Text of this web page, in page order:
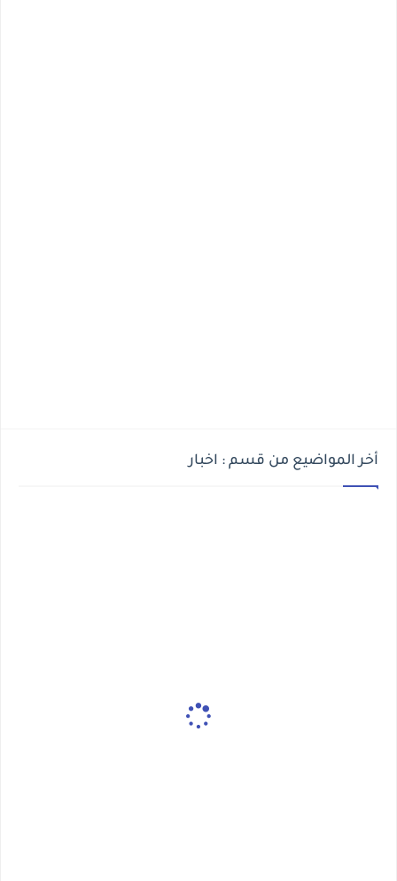
أخر المواضيع من قسم : اخبار